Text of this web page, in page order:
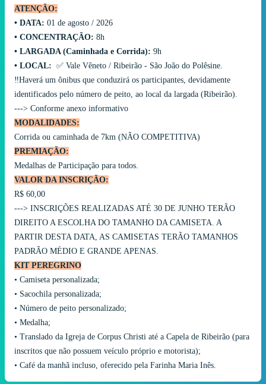
ATENÇÃO:
•⁠ ⁠DATA: 01 de agosto / 2026
•⁠ ⁠CONCENTRAÇÃO: 8h
•⁠ ⁠LARGADA (Caminhada e Corrida): 9h
•⁠ ⁠LOCAL: ✅ Vale Vêneto / Ribeirão - São João do Polêsine.
‼️Haverá um ônibus que conduzirá os participantes, devidamente
identificados pelo número de peito, ao local da largada (Ribeirão).
---> Conforme anexo informativo
MODALIDADES:
Corrida ou caminhada de 7km (NÃO COMPETITIVA)
​PREMIAÇÃO:
Medalhas de Participação para todos.
VALOR DA INSCRIÇÃO:
R$ 60,00
---> INSCRIÇÕES REALIZADAS ATÉ 30 DE JUNHO TERÃO
DIREITO A ESCOLHA DO TAMANHO DA CAMISETA. A
PARTIR DESTA DATA, AS CAMISETAS TERÃO TAMANHOS
PADRÃO MÉDIO E GRANDE APENAS.
KIT PEREGRINO
•⁠ ⁠Camiseta personalizada;
•⁠ ⁠Sacochila personalizada;
•⁠ ⁠Número de peito personalizado;
•⁠ ⁠Medalha;​
•⁠ ⁠Translado da Igreja de Corpus Christi até a Capela de Ribeirão (para
inscritos que não possuem veículo próprio e motorista);
•⁠ ⁠Café da manhã incluso, oferecido pela Farinha Maria Inês.